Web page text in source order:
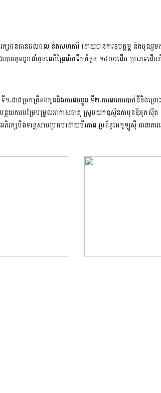
ធនធានជលផល និងសហការី ដោយបានការឧបត្ថម្ភ និងចូលរួម
នចូលរួមដាំកូនឈើព្រៃលិចទឹកចំនួន ១៤០០ដើម ប្រភេទដើមរាំ
ទី១.ជាជម្រកត្រីពងកូននិងការពារខ្លួន ទី២.ការពារការបា
ន្ថយការបម្រែបម្រួលអាកាសធាតុ ស្រូបយកឧស្ម័នកាបូនឌីអុកស៊ី
បឹងទន្លេសាបប្រកបដោយចីរភាព ប្រព័ន្ធអេកូឡូស៊ី ធានាការប្